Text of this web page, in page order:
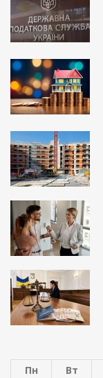
Пн
Вт